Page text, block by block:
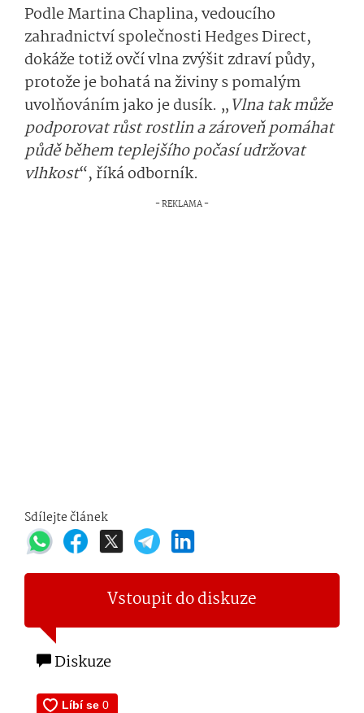
Podle Martina Chaplina, vedoucího
zahradnictví společnostiHedgesDirect,
dokáže totižovčí vlna zvýšit zdraví půdy,
protože je bohatá na živiny s pomalým
uvolňováním jako je dusík. „Vlna tak může
podporovat růst rostlin a zároveň pomáhat
půdě během teplejšího počasí udržovat
vlhkost“, říká odborník.
Sdílejte článek
Vstoupit do diskuze
Diskuze